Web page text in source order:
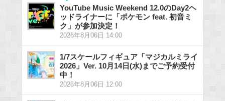
YouTube Music Weekend 12.0のDay2ヘ
ッドライナーに「ポケモン feat. 初音ミ
ク」が参加決定！
2026年8月06日 14:00
1/7スケールフィギュア「マジカルミライ
2026」Ver. 10月14日(水)までご予約受付
中！
2026年8月06日 12:00